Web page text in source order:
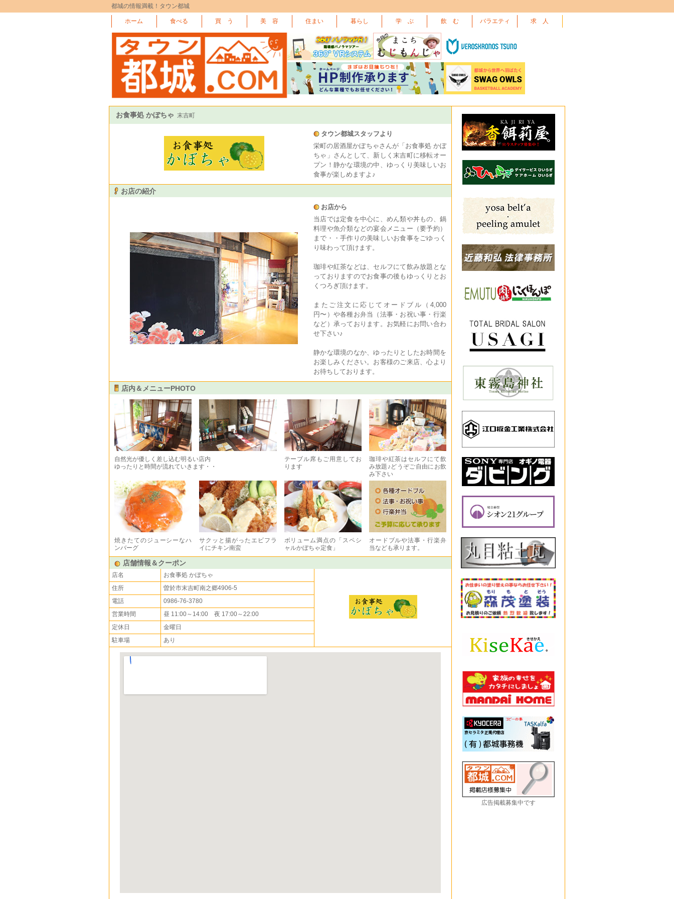
都城の情報満載！タウン都城
ホーム 食べる 買 う 美 容 住まい 暮らし 学 ぶ 飲 む バラエティ 求 人
お食事処 かぼちゃ 末吉町
広告掲載募集中です
タウン都城スタッフより
栄町の居酒屋かぼちゃさんが「お食事処 かぼ
ちゃ」さんとして、新しく末吉町に移転オー
プン！静かな環境の中、ゆっくり美味しいお
食事が楽しめますよ♪
お店の紹介
お店から
当店では定食を中心に、めん類や丼もの、鍋
料理や魚介類などの宴会メニュー（要予約）
まで・・手作りの美味しいお食事をごゆっく
り味わって頂けます。
珈琲や紅茶などは、セルフにて飲み放題とな
っておりますのでお食事の後もゆっくりとお
くつろぎ頂けます。
またご注文に応じてオードブル（4,000
円〜）や各種お弁当（法事・お祝い事・行楽
など）承っております。お気軽にお問い合わ
せ下さい♪
静かな環境のなか、ゆったりとしたお時間を
お楽しみください。お客様のご来店、心より
お待ちしております。
店内＆メニューPHOTO
自然光が優しく差し込む明るい店内
ゆったりと時間が流れていきます・・
テーブル席もご用意してお
ります
珈琲や紅茶はセルフにて飲
み放題♪どうぞご自由にお飲
み下さい
焼きたてのジューシーなハ
ンバーグ
サクッと揚がったエビフラ
イにチキン南蛮
ボリューム満点の「スペシ
ャルかぼちゃ定食」
オードブルや法事・行楽弁
当なども承ります。
店舗情報＆クーポン
店名
お食事処 かぼちゃ
住所
曽於市末吉町南之郷4906-5
電話
0986-76-3780
営業時間
昼 11:00～14:00 夜 17:00～22:00
定休日
金曜日
駐車場
あり